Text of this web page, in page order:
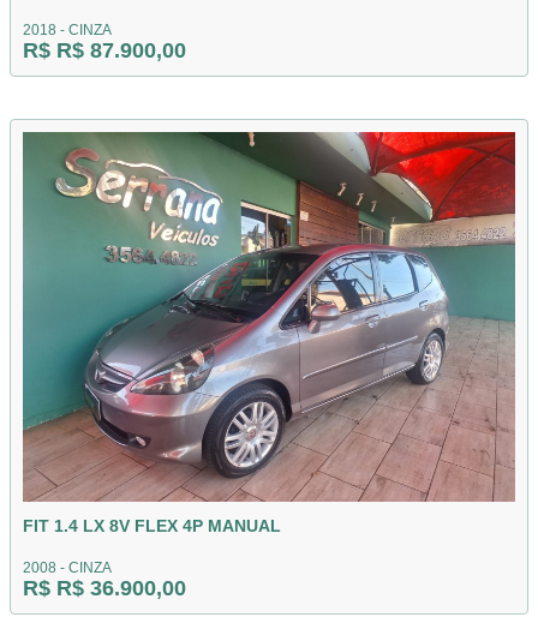
2018 - CINZA
R$ R$ 87.900,00
FIT 1.4 LX 8V FLEX 4P MANUAL
2008 - CINZA
R$ R$ 36.900,00